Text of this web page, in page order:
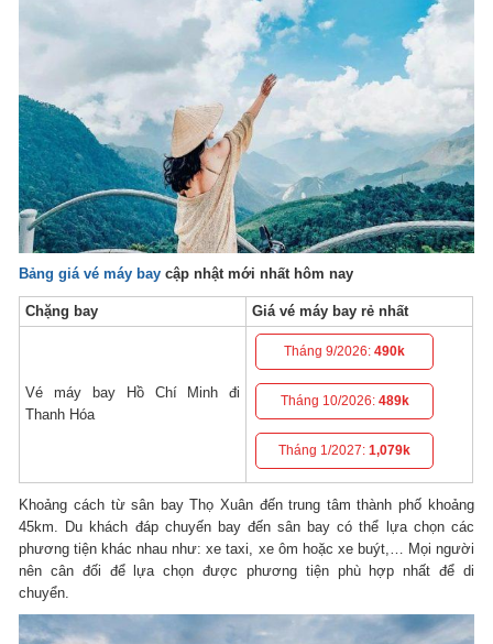
Bảng giá vé máy bay cập nhật mới nhất hôm nay
Chặng bay Giá vé máy bay rẻ nhất
Vé máy bay Hồ Chí Minh đi
Thanh Hóa
Tháng 9/2026:490k
Tháng 10/2026: 489k
Tháng 1/2027:1,079k
Khoảng cách từ sân bay Thọ Xuân đến trung tâm thành phố khoảng
45km. Du khách đáp chuyến bay đến sân bay có thể lựa chọn các
phương tiện khác nhau như: xe taxi, xe ôm hoặc xe buýt,… Mọi người
nên cân đối để lựa chọn được phương tiện phù hợp nhất để di
chuyển.